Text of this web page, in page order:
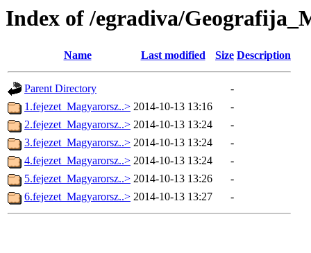
Index of /egradiva/
Name Last modified Size Description
Parent Directory
-
1.fejezet_Magyarorsz..> 2014-10-13 13:16
-
2.fejezet_Magyarorsz..> 2014-10-13 13:24
-
3.fejezet_Magyarorsz..> 2014-10-13 13:24
-
4.fejezet_Magyarorsz..> 2014-10-13 13:24
-
5.fejezet_Magyarorsz..> 2014-10-13 13:26
-
6.fejezet_Magyarorsz..> 2014-10-13 13:27 -